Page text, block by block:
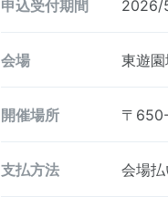
申込受付期間 2026/
会場 東遊
開催場所 〒
支払方法 会場払